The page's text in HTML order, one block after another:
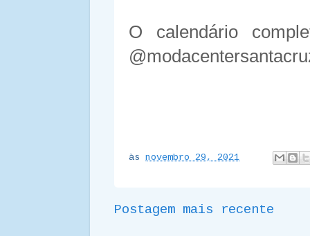
O calendário
às novembro 29, 2021
Postagem mais recente